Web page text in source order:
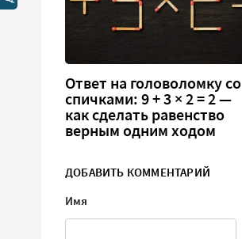
Ответ на головоломку со
спичками: 9 + 3 × 2 = 2 —
как сделать равенство
верным одним ходом
ДОБАВИТЬ КОММЕНТАРИЙ
Имя